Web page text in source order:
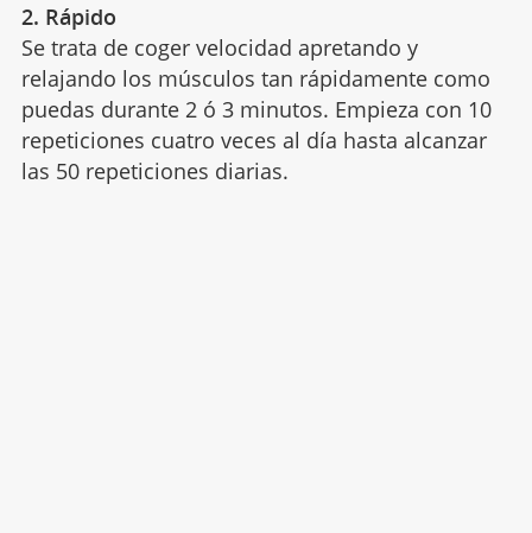
2. Rápido
Se trata de coger velocidad apretando y
relajando los músculos tan rápidamente como
puedas durante 2 ó 3 minutos. Empieza con 10
repeticiones cuatro veces al día hasta alcanzar
las 50 repeticiones diarias.